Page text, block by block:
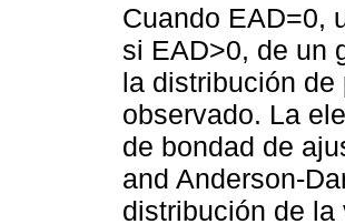
Cuando EAD=0,
si EAD>0, de un
la distribución
observado. La
de bondad de
and Anderson-
distribución de